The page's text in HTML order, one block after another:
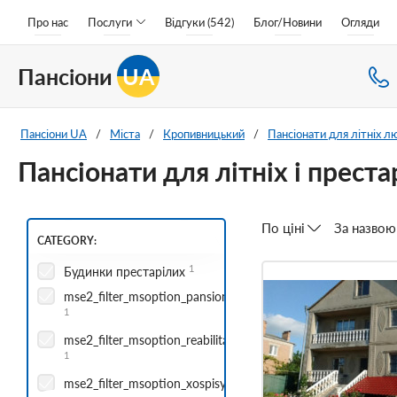
Про нас Послуги Відгуки (542) Блог/Новини Огляди
Пансіони UA
Пансіони UA / Міста / Кропивницький / Пансіонати для літніх
Пансіонати для літніх і
CATEGORY:
Будинки престарілих 1
1
1
mse2_filter_msoption_xospisyi_aleksandriya
По ціні За назвою